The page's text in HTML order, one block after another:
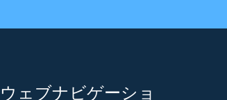
ウェブナビゲーショ